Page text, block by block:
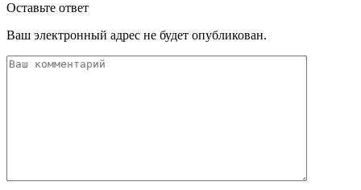
Оставьте ответ
Ваш электронный адрес не будет опубликован.